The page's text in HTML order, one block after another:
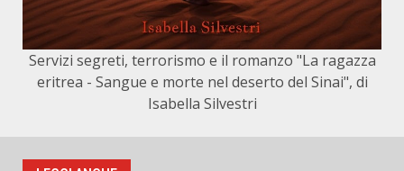
Servizi segreti, terrorismo e il romanzo "La ragazza
eritrea - Sangue e morte nel deserto del Sinai", di
Isabella Silvestri